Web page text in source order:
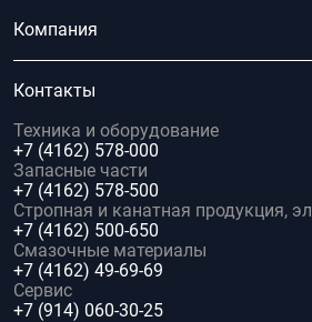
Компания
Контакты
Техника и оборудование
+7 (4162) 578-000
Запасные части
+7 (4162) 578-500
Стропная и канатная продукция,
+7 (4162) 500-650
Смазочные материалы
+7 (4162) 49-69-69
Сервис
+7 (914) 060-30-25